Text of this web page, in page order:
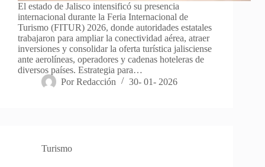
El estado de Jalisco intensificó su presencia
internacional durante la Feria Internacional de
Turismo (FITUR) 2026, donde autoridades estatales
trabajaron para ampliar la conectividad aérea, atraer
inversiones y consolidar la oferta turística jalisciense
ante aerolíneas, operadores y cadenas hoteleras de
diversos países. Estrategia para…
Por Redacción 30- 01- 2026
Turismo